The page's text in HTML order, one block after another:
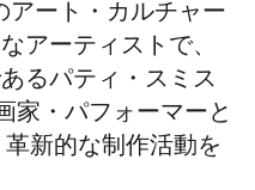
ート・カルチャー
アーティストで、
るパティ・スミス
家・パフォーマーと
新的な制作活動を